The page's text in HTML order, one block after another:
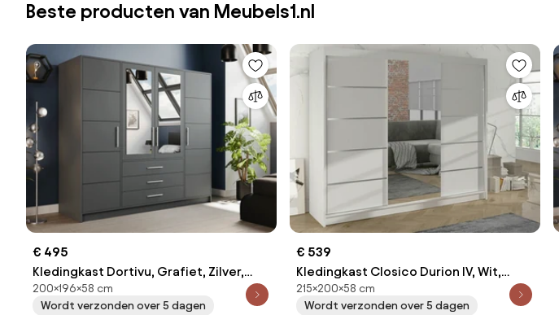
Beste producten van Meubels1.nl
€ 495
Kledingkast Dortivu, Grafiet, Zilver,
200x196x58cm, 174 kg, Kledingkast
deuren: Met scharnieren
200×196×58 cm
Wordt verzonden over 5 dagen
€ 539
Kledingkast Closico Durion IV, Wit,
215x200x58cm, 171 kg, Kledingkast
deuren: Schuivend, Aantal planken: 9,
215×200×58 cm
Wordt verzonden over 5 dagen